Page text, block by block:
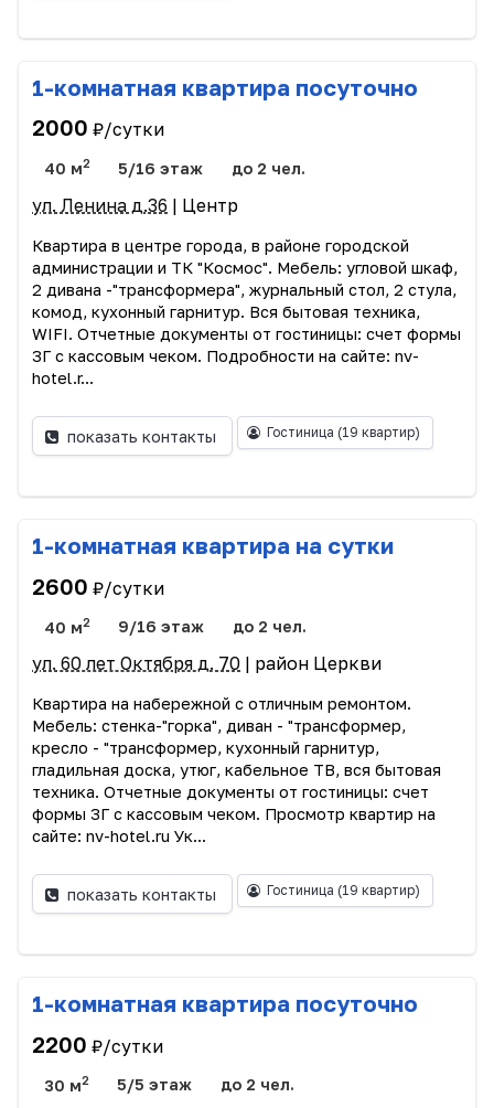
1-комнатная квартира посуточно
2000 ₽/сутки
40 м2 5/16 этаж до 2 чел.
ул. Ленина д.36 | Центр
Квартира в центре города, в районе городской
администрации и ТК "Космос". Мебель: угловой шкаф,
2 дивана -"трансформера", журнальный стол, 2 стула,
комод, кухонный гарнитур. Вся бытовая техника,
WIFI. Отчетные документы от гостиницы: счет формы
3Г с кассовым чеком. Подробности на сайте: nv-
hotel.r...
показать контакты Гостиница (19 квартир)
1-комнатная квартира на сутки
2600 ₽/сутки
40 м2 9/16 этаж до 2 чел.
ул. 60 лет Октября д. 70 | район Церкви
Квартира на набережной с отличным ремонтом.
Мебель: стенка-"горка", диван - "трансформер,
кресло - "трансформер, кухонный гарнитур,
гладильная доска, утюг, кабельное ТВ, вся бытовая
техника. Отчетные документы от гостиницы: счет
формы 3Г с кассовым чеком. Просмотр квартир на
сайте: nv-hotel.ru Ук...
показать контакты Гостиница (19 квартир)
1-комнатная квартира посуточно
2200 ₽/сутки
30 м2 5/5 этаж до 2 чел.